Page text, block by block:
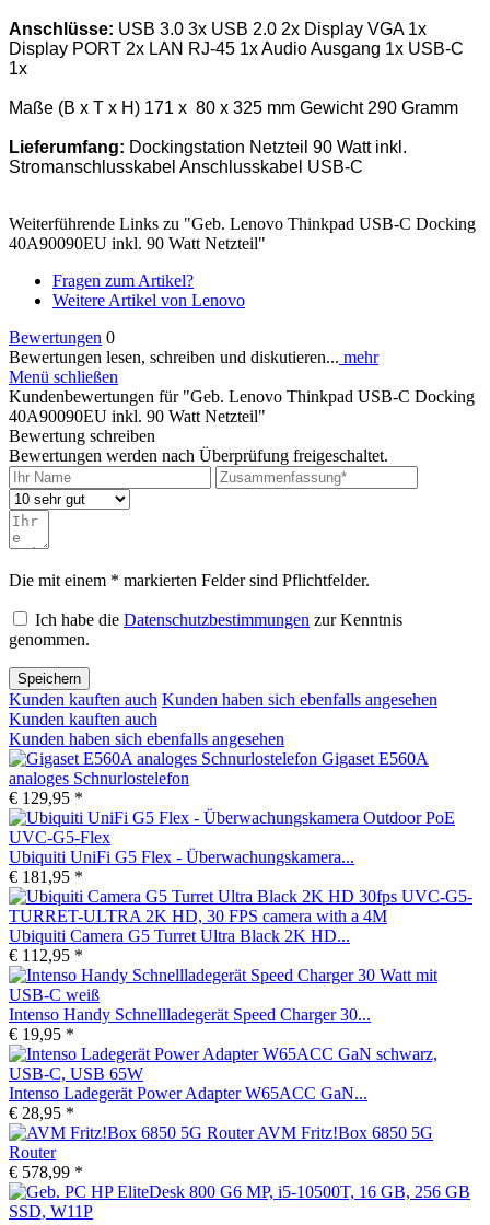
Anschlüsse: USB 3.0 3x USB 2.0 2x Display VGA 1x
Display PORT 2x LAN RJ-45 1x Audio Ausgang 1x USB-C
1x
Maße (B x T x H) 171 x 80 x 325 mm Gewicht 290 Gramm
Lieferumfang: Dockingstation Netzteil 90 Watt inkl.
Stromanschlusskabel Anschlusskabel USB-C
Weiterführende Links zu "Geb. Lenovo Thinkpad USB-C Docking
40A90090EU inkl. 90 Watt Netzteil"
Fragen zum Artikel?
Weitere Artikel von Lenovo
Bewertungen 0
Bewertungen lesen, schreiben und diskutieren... mehr
Menü schließen
Kundenbewertungen für "Geb. Lenovo Thinkpad USB-C Docking
40A90090EU inkl. 90 Watt Netzteil"
Bewertung schreiben
Bewertungen werden nach Überprüfung freigeschaltet.
Die mit einem * markierten Felder sind Pflichtfelder.
Ich habe die Datenschutzbestimmungen zur Kenntnis
genommen.
Speichern
Kunden kauften auch Kunden haben sich ebenfalls angesehen
Kunden kauften auch
Kunden haben sich ebenfalls angesehen
Gigaset E560A
analoges Schnurlostelefon
€ 129,95 *
Ubiquiti UniFi G5 Flex - Überwachungskamera...
€ 181,95 *
Ubiquiti Camera G5 Turret Ultra Black 2K HD...
€ 112,95 *
Intenso Handy Schnellladegerät Speed Charger 30...
€ 19,95 *
Intenso Ladegerät Power Adapter W65ACC GaN...
€ 28,95 *
AVM Fritz!Box 6850 5G
Router
€ 578,99 *